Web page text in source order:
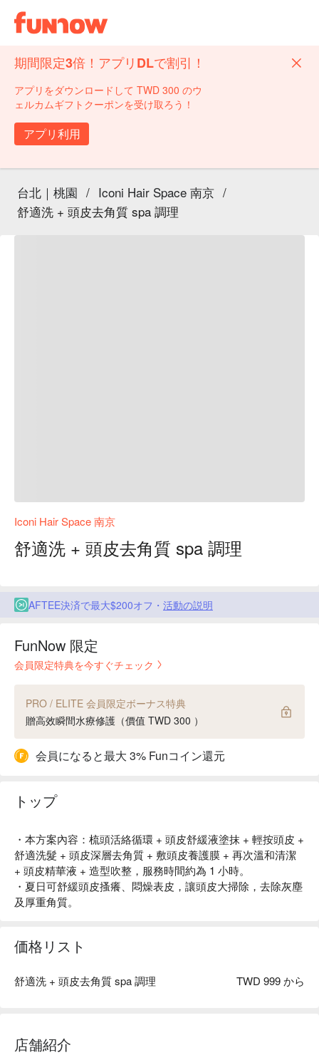
期間限定3倍！アプリDLで割引！
アプリをダウンロードして TWD 300 のウ
ェルカムギフトクーポンを受け取ろう！
アプリ利用
台北｜桃園 / Iconi Hair Space 南京 /
舒適洗 + 頭皮去角質 spa 調理
Iconi Hair Space 南京
舒適洗 + 頭皮去角質 spa 調理
AFTEE決済で最大$200オフ・ 活動の説明
FunNow 限定
会員限定特典を今すぐチェック
PRO / ELITE 会員限定ボーナス特典
贈高效瞬間水療修護（價值 TWD 300 ）
会員になると最大 3% Funコイン還元
トップ
・本方案內容：梳頭活絡循環 + 頭皮舒緩液塗抹 + 輕按頭皮 +
舒適洗髮 + 頭皮深層去角質 + 敷頭皮養護膜 + 再次溫和清潔
+ 頭皮精華液 + 造型吹整，服務時間約為 1 小時。
・夏日可舒緩頭皮搔癢、悶燥表皮，讓頭皮大掃除，去除灰塵
及厚重角質。
価格リスト
舒適洗 + 頭皮去角質 spa 調理 TWD 999 から
店舗紹介